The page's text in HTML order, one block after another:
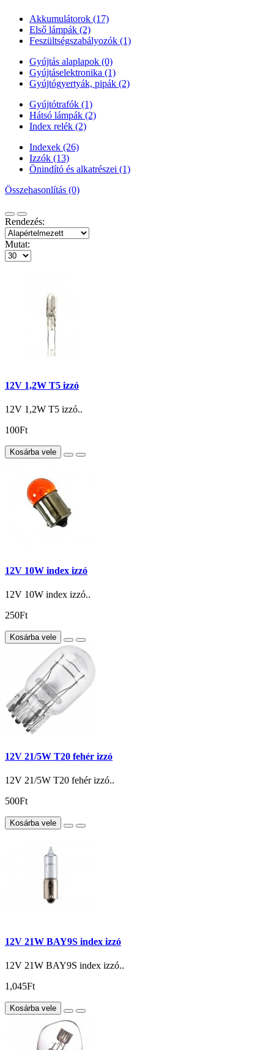
Akkumulátorok (17)
Első lámpák (2)
Feszültségszabályozók (1)
Gyújtás alaplapok (0)
Gyújtáselektronika (1)
Gyújtógyertyák, pipák (2)
Gyújtótrafók (1)
Hátsó lámpák (2)
Index relék (2)
Indexek (26)
Izzók (13)
Önindító és alkatrészei (1)
Összehasonlítás (0)
Rendezés:
Mutat:
12V 1,2W T5 izzó
12V 1,2W T5 izzó..
100Ft
Kosárba vele
12V 10W index izzó
12V 10W index izzó..
250Ft
Kosárba vele
12V 21/5W T20 fehér izzó
12V 21/5W T20 fehér izzó..
500Ft
Kosárba vele
12V 21W BAY9S index izzó
12V 21W BAY9S index izzó..
1,045Ft
Kosárba vele